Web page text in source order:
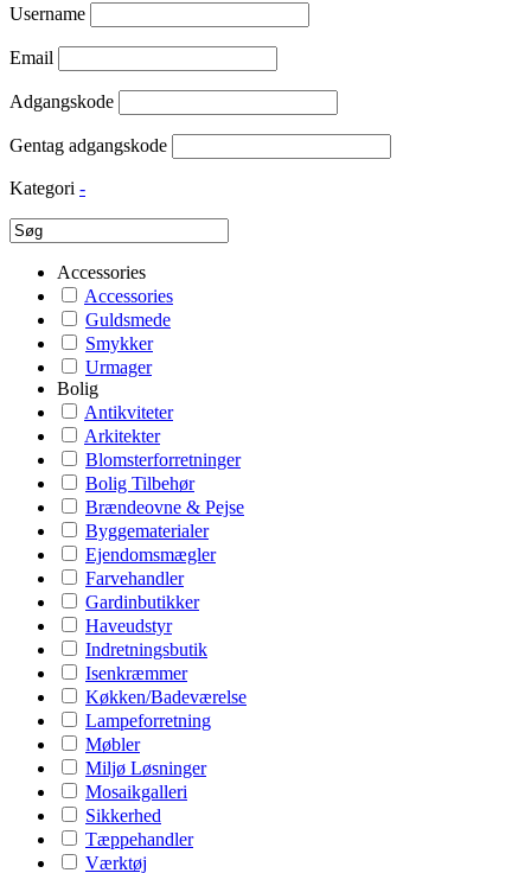
Username
Email
Adgangskode
Gentag adgangskode
Kategori -
Accessories
Accessories
Guldsmede
Smykker
Urmager
Bolig
Antikviteter
Arkitekter
Blomsterforretninger
Bolig Tilbehør
Brændeovne & Pejse
Byggematerialer
Ejendomsmægler
Farvehandler
Gardinbutikker
Haveudstyr
Indretningsbutik
Isenkræmmer
Køkken/Badeværelse
Lampeforretning
Møbler
Miljø Løsninger
Mosaikgalleri
Sikkerhed
Tæppehandler
Værktøj